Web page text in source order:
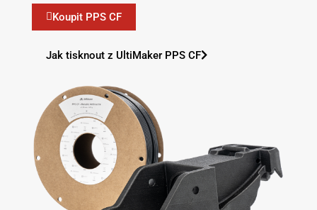
Koupit PPS CF
Jak tisknout z UltiMaker PPS CF